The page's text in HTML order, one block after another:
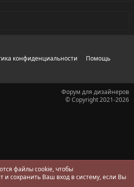
конфиденциальности
Помощь
Форум для дизайнеров
© Copyright 2021-2026
файлы cookie, чтобы
и сохранить Ваш вход в систему, если Вы